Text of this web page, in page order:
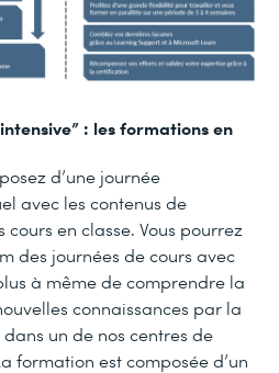
: les formations en
d’une journée
avec les contenus de
en classe. Vous pourrez
des journées de cours avec
à même de comprendre la
connaissances par la
un de nos centres de
formation est composée d’un